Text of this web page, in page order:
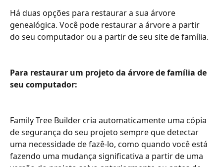
Há duas opções para restaurar a sua árvore
genealógica. Você pode restaurar a árvore a partir
do seu computador ou a partir de seu site de família.
Para restaurar um projeto da árvore de família de
seu computador:
Family Tree Builder cria automaticamente uma cópia
de segurança do seu projeto sempre que detectar
uma necessidade de fazê-lo, como quando você está
fazendo uma mudança significativa a partir de uma